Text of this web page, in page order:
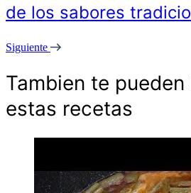
de los sabores
Siguiente
Tambien te
estas recetas